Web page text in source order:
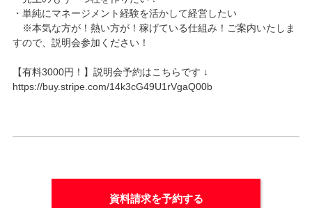
・単純にマネージメント経験を活かして経営したい
※本気な方が！熱い方が！稼げている仕組み！ご案内いたしま
すので、説明会参加ください！
【有料3000円！】説明会予約はこちらです ↓
https://buy.stripe.com/14k3cG49U1rVgaQ00b
資料請求を予約する